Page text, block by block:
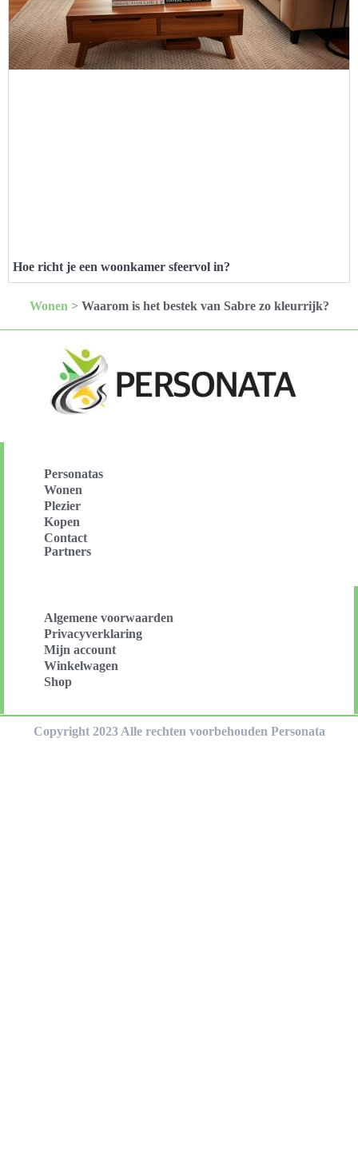
Hoe richt je een woonkamer sfeervol in?
Wonen > Waarom is het bestek van Sabre zo kleurrijk?
Personatas
Wonen
Plezier
Kopen
Contact
Partners
Algemene voorwaarden
Privacyverklaring
Mijn account
Winkelwagen
Shop
Copyright 2023 Alle rechten voorbehouden Personata